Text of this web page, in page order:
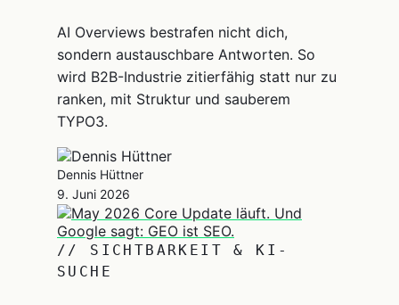
AI Overviews bestrafen nicht dich,
sondern austauschbare Antworten. So
wird B2B-Industrie zitierfähig statt nur zu
ranken, mit Struktur und sauberem
TYPO3.
Dennis Hüttner
9. Juni 2026
// SICHTBARKEIT & KI-
SUCHE